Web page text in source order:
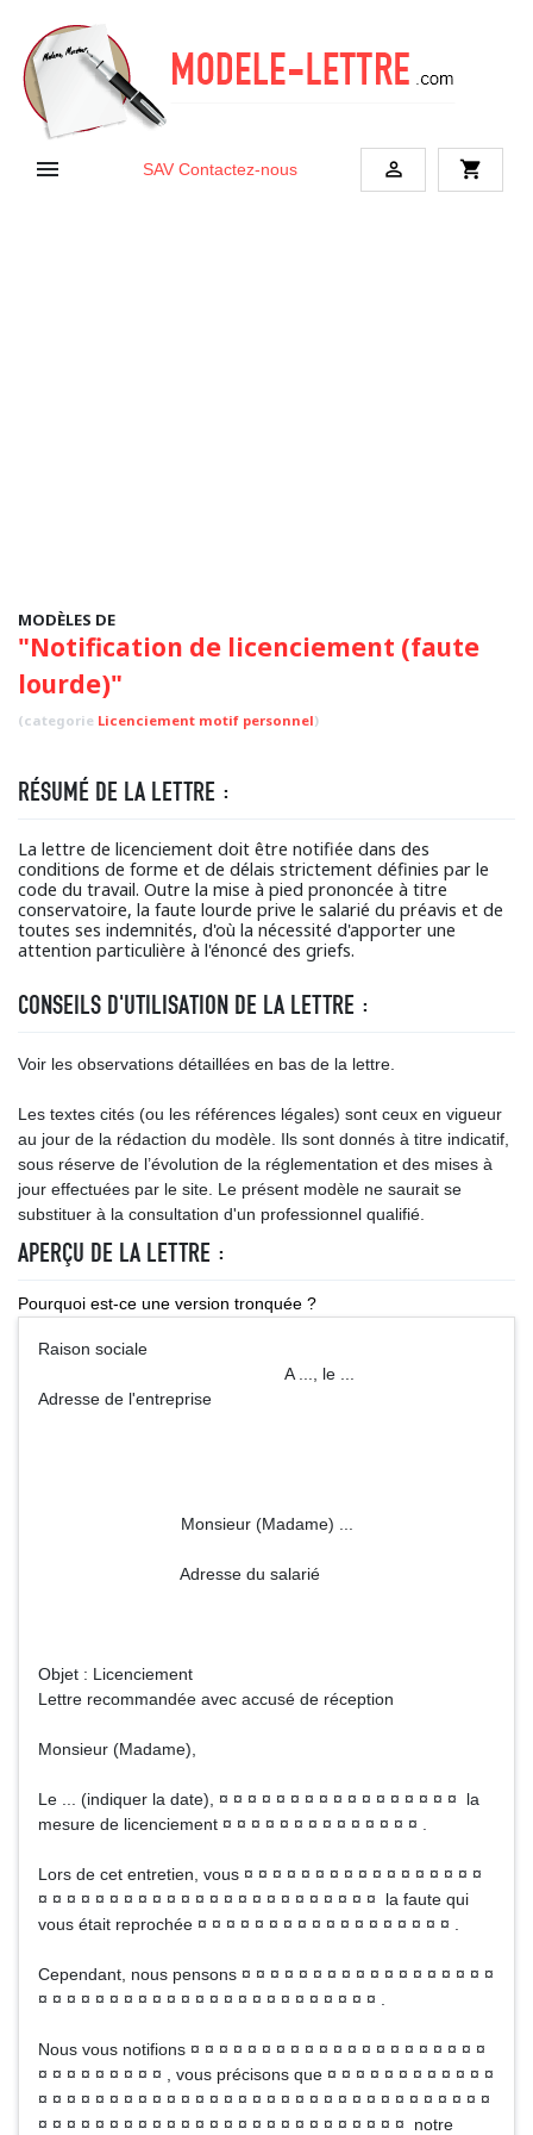
 SAV Contactez-nous  shopping_cart
MODÈLES DE
"Notification de licenciement (faute
lourde)"
(categorie Licenciement motif personnel)
RÉSUMÉ DE LA LETTRE :
La lettre de licenciement doit être notifiée dans des
conditions de forme et de délais strictement définies par le
code du travail. Outre la mise à pied prononcée à titre
conservatoire, la faute lourde prive le salarié du préavis et de
toutes ses indemnités, d'où la nécessité d'apporter une
attention particulière à l'énoncé des griefs.
CONSEILS D'UTILISATION DE LA LETTRE :
Voir les observations détaillées en bas de la lettre.
Les textes cités (ou les références légales) sont ceux en vigueur
au jour de la rédaction du modèle. Ils sont donnés à titre indicatif,
sous réserve de l’évolution de la réglementation et des mises à
jour effectuées par le site. Le présent modèle ne saurait se
substituer à la consultation d'un professionnel qualifié.
APERÇU DE LA LETTRE :
Pourquoi est-ce une version tronquée ?
Raison sociale
A ..., le ...
Adresse de l'entreprise
Monsieur (Madame) ...
Adresse du salarié
Objet : Licenciement
Lettre recommandée avec accusé de réception
Monsieur (Madame),
Le ... (indiquer la date), ¤ ¤ ¤ ¤ ¤ ¤ ¤ ¤ ¤ ¤ ¤ ¤ ¤ ¤ ¤ ¤ ¤ la
mesure de licenciement ¤ ¤ ¤ ¤ ¤ ¤ ¤ ¤ ¤ ¤ ¤ ¤ ¤ ¤ .
Lors de cet entretien, vous ¤ ¤ ¤ ¤ ¤ ¤ ¤ ¤ ¤ ¤ ¤ ¤ ¤ ¤ ¤ ¤ ¤
¤ ¤ ¤ ¤ ¤ ¤ ¤ ¤ ¤ ¤ ¤ ¤ ¤ ¤ ¤ ¤ ¤ ¤ ¤ ¤ ¤ ¤ ¤ ¤ la faute qui
vous était reprochée ¤ ¤ ¤ ¤ ¤ ¤ ¤ ¤ ¤ ¤ ¤ ¤ ¤ ¤ ¤ ¤ ¤ ¤ .
Cependant, nous pensons ¤ ¤ ¤ ¤ ¤ ¤ ¤ ¤ ¤ ¤ ¤ ¤ ¤ ¤ ¤ ¤ ¤ ¤
¤ ¤ ¤ ¤ ¤ ¤ ¤ ¤ ¤ ¤ ¤ ¤ ¤ ¤ ¤ ¤ ¤ ¤ ¤ ¤ ¤ ¤ ¤ ¤ .
Nous vous notifions ¤ ¤ ¤ ¤ ¤ ¤ ¤ ¤ ¤ ¤ ¤ ¤ ¤ ¤ ¤ ¤ ¤ ¤ ¤ ¤ ¤
¤ ¤ ¤ ¤ ¤ ¤ ¤ ¤ ¤ , vous précisons que ¤ ¤ ¤ ¤ ¤ ¤ ¤ ¤ ¤ ¤ ¤ ¤
¤ ¤ ¤ ¤ ¤ ¤ ¤ ¤ ¤ ¤ ¤ ¤ ¤ ¤ ¤ ¤ ¤ ¤ ¤ ¤ ¤ ¤ ¤ ¤ ¤ ¤ ¤ ¤ ¤ ¤ ¤ ¤
¤ ¤ ¤ ¤ ¤ ¤ ¤ ¤ ¤ ¤ ¤ ¤ ¤ ¤ ¤ ¤ ¤ ¤ ¤ ¤ ¤ ¤ ¤ ¤ ¤ ¤ notre